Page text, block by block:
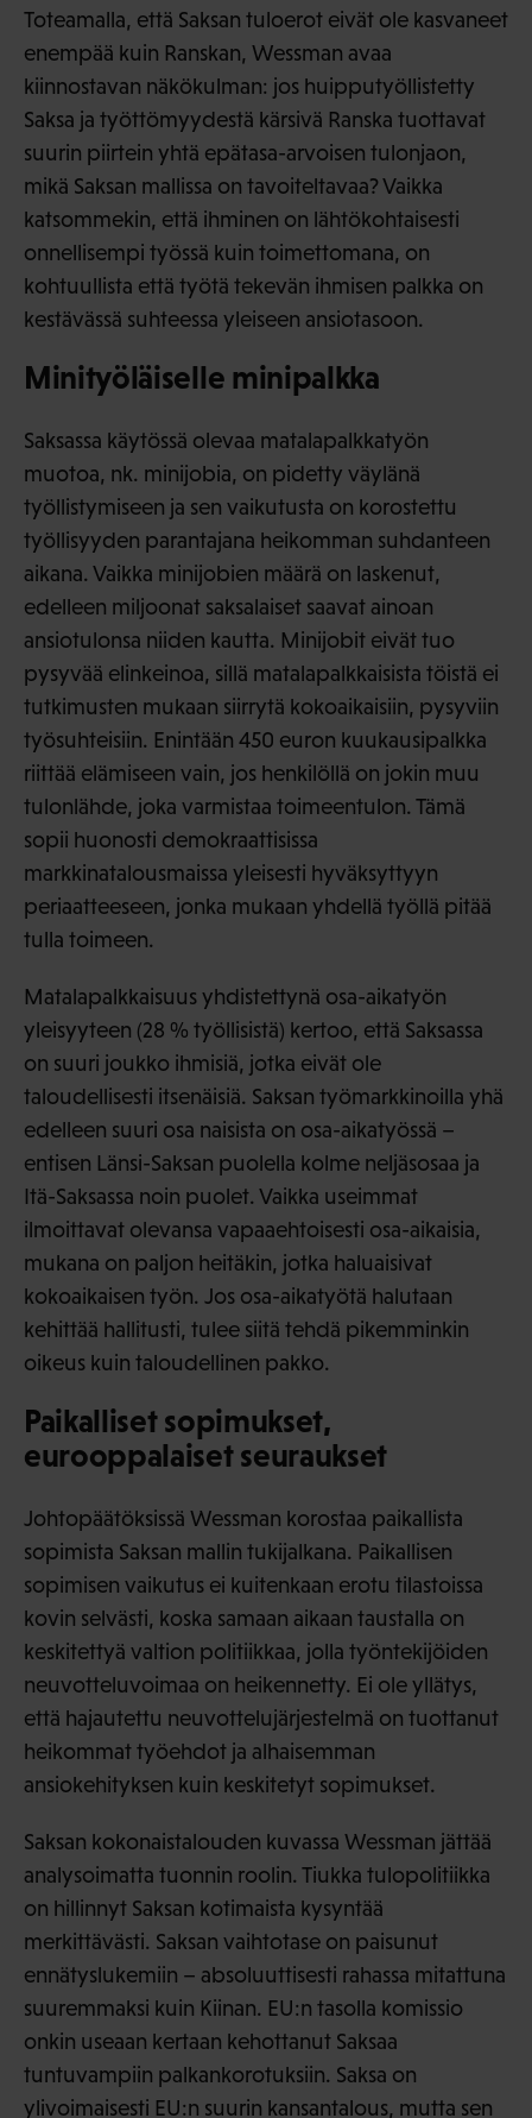
Toteamalla, että Saksan tuloerot eivät ole kasvaneet
enempää kuin Ranskan, Wessman avaa
kiinnostavan näkökulman: jos huipputyöllistetty
Saksa ja työttömyydestä kärsivä Ranska tuottavat
suurin piirtein yhtä epätasa-arvoisen tulonjaon,
mikä Saksan mallissa on tavoiteltavaa? Vaikka
katsommekin, että ihminen on lähtökohtaisesti
onnellisempi työssä kuin toimettomana, on
kohtuullista että työtä tekevän ihmisen palkka on
kestävässä suhteessa yleiseen ansiotasoon.
Minityöläiselle minipalkka
Saksassa käytössä olevaa matalapalkkatyön
muotoa, nk. minijobia, on pidetty väylänä
työllistymiseen ja sen vaikutusta on korostettu
työllisyyden parantajana heikomman suhdanteen
aikana. Vaikka minijobien määrä on laskenut,
edelleen miljoonat saksalaiset saavat ainoan
ansiotulonsa niiden kautta. Minijobit eivät tuo
pysyvää elinkeinoa, sillä matalapalkkaisista töistä ei
tutkimusten mukaan siirrytä kokoaikaisiin, pysyviin
työsuhteisiin. Enintään 450 euron kuukausipalkka
riittää elämiseen vain, jos henkilöllä on jokin muu
tulonlähde, joka varmistaa toimeentulon. Tämä
sopii huonosti demokraattisissa
markkinatalousmaissa yleisesti hyväksyttyyn
periaatteeseen, jonka mukaan yhdellä työllä pitää
tulla toimeen.
Matalapalkkaisuus yhdistettynä osa-aikatyön
yleisyyteen (28 % työllisistä) kertoo, että Saksassa
on suuri joukko ihmisiä, jotka eivät ole
taloudellisesti itsenäisiä. Saksan työmarkkinoilla yhä
edelleen suuri osa naisista on osa-aikatyössä –
entisen Länsi-Saksan puolella kolme neljäsosaa ja
Itä-Saksassa noin puolet. Vaikka useimmat
ilmoittavat olevansa vapaaehtoisesti osa-aikaisia,
mukana on paljon heitäkin, jotka haluaisivat
kokoaikaisen työn. Jos osa-aikatyötä halutaan
kehittää hallitusti, tulee siitä tehdä pikemminkin
oikeus kuin taloudellinen pakko.
Paikalliset sopimukset,
eurooppalaiset seuraukset
Johtopäätöksissä Wessman korostaa paikallista
sopimista Saksan mallin tukijalkana. Paikallisen
sopimisen vaikutus ei kuitenkaan erotu tilastoissa
kovin selvästi, koska samaan aikaan taustalla on
keskitettyä valtion politiikkaa, jolla työntekijöiden
neuvotteluvoimaa on heikennetty. Ei ole yllätys,
että hajautettu neuvottelujärjestelmä on tuottanut
heikommat työehdot ja alhaisemman
ansiokehityksen kuin keskitetyt sopimukset.
Saksan kokonaistalouden kuvassa Wessman jättää
analysoimatta tuonnin roolin. Tiukka tulopolitiikka
on hillinnyt Saksan kotimaista kysyntää
merkittävästi. Saksan vaihtotase on paisunut
ennätyslukemiin – absoluuttisesti rahassa mitattuna
suuremmaksi kuin Kiinan. EU:n tasolla komissio
onkin useaan kertaan kehottanut Saksaa
tuntuvampiin palkankorotuksiin. Saksa on
ylivoimaisesti EU:n suurin kansantalous, mutta sen